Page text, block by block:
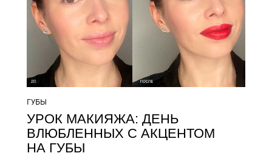
ГУБЫ
УРОК МАКИЯЖА: ДЕНЬ
ВЛЮБЛЕННЫХ С АКЦЕНТОМ
НА ГУБЫ